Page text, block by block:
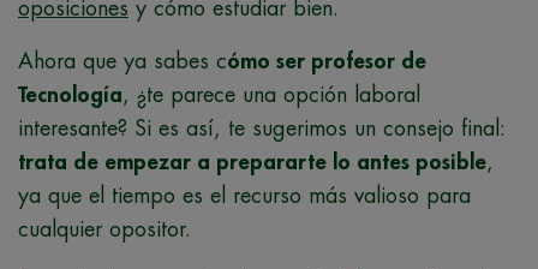
oposiciones y cómo estudiar bien.
Ahora que ya sabes cómo ser profesor de
Tecnología, ¿te parece una opción laboral
interesante? Si es así, te sugerimos un consejo final:
trata de empezar a prepararte lo antes posible,
ya que el tiempo es el recurso más valioso para
cualquier opositor.